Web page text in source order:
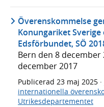
Överenskommelse
Konungariket Sverige
Edsförbundet, SÖ
Bern den 8 december
december 2017
Publicerad 23 maj 2025 ·
internationella
Utrikesdepartementet